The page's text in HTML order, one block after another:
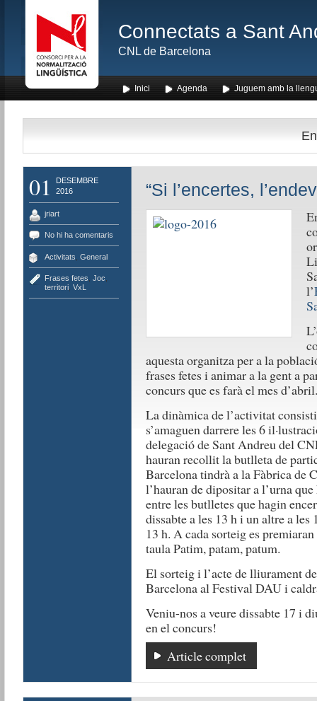
Connectats a Sant
CNL de Barcelona
Inici Agenda Juguem amb la
01
DESEMBRE
2016
jriart
No hi ha comentaris
Activitats General
Frases fetes Joc
territori, VxL
“Si l’encertes,
l’
aquesta organitza per a la
frases fetes i animar a la gent a
concurs que es farà el mes d’abril.
La dinàmica de l’activitat
s’amaguen darrere les 6
delegació de Sant Andreu del
hauran recollit la butlleta de
Barcelona tindrà a la Fàbrica de
l’hauran de dipositar a l’urna
entre les butlletes que hagin
dissabte a les 13 h i un altre a
13 h. A cada sorteig es
taula Patim, patam, patum.
El sorteig i l’acte de lliurament
Barcelona al Festival DAU i
Veniu-nos a veure dissabte 17 i
en el concurs!
Article complet